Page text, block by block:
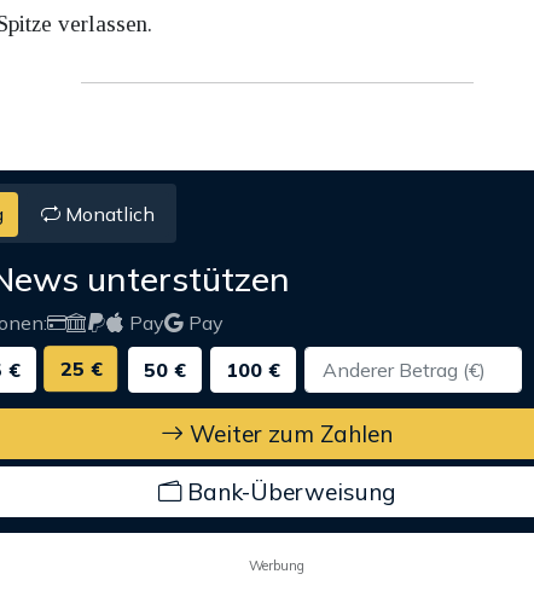
verlassen.
Monatlich
unterstützen
Pay
Pay
€ 25 € 50 € 100 €
Weiter zum Zahlen
Bank-Überweisung
Werbung